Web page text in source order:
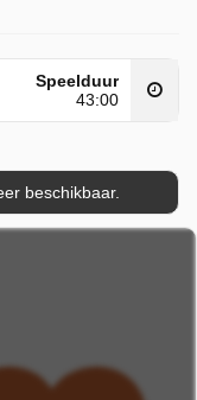
Speelduur
43:00
beschikbaar.